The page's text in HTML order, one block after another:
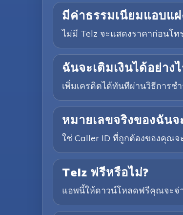
มีค่าธรรมเนียมแอบแ
ไม่มี Telz จะแสดงราคาก่อนโ
ฉันจะเติมเงินได้อย่าง
เพิ่มเครดิตได้ทันทีผ่านวิธีการช
หมายเลขจริงของฉัน
ใช่ Caller ID ที่ถูกต้องของคุณจ
Telz ฟรีหรือไม่?
แอพนี้ให้ดาวน์โหลดฟรีคุณจะจ่